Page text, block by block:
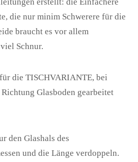
die nur minim Schwerere für die
braucht es vor allem
Schnur.
die TISCHVARIANTE, bei
Glasboden gearbeitet
den Glashals des
und die Länge verdoppeln.